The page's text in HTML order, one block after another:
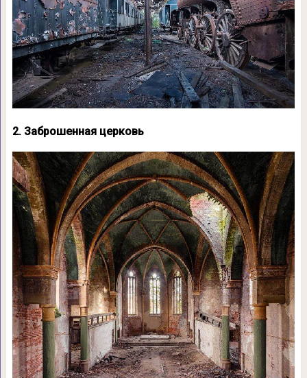
2. Заброшенная церковь